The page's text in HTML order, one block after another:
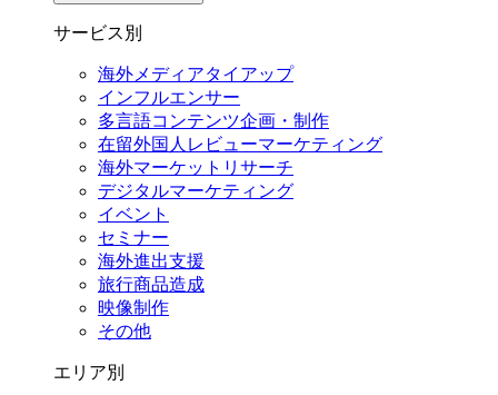
サービス別
海外メディアタイアップ
インフルエンサー
多言語コンテンツ企画・制作
在留外国⼈レビューマーケティング
海外マーケットリサーチ
デジタルマーケティング
イベント
セミナー
海外進出支援
旅行商品造成
映像制作
その他
エリア別